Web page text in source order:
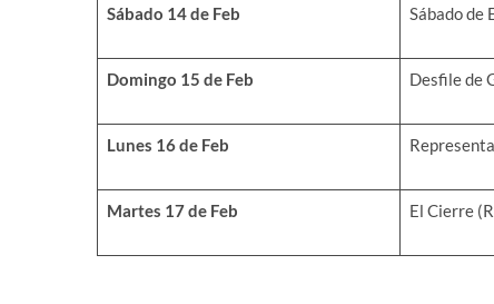
Sábado 14 de Feb Sábado de
Domingo 15 de Feb Desfile de
Lunes 16 de Feb
Martes 17 de Feb El Cierre